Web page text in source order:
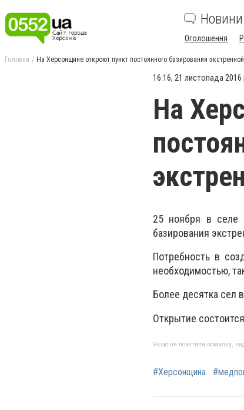
Новини
Оголошення
Головна На Херсонщине откроют пункт постоянного базирования
16:16, 21 листопада 2016
На
25 ноября в селе
базирования
Потребность в
необходимостью,
Более десятка сел
Открытие
Якщо ви помітили помилку,
#Херсонщина